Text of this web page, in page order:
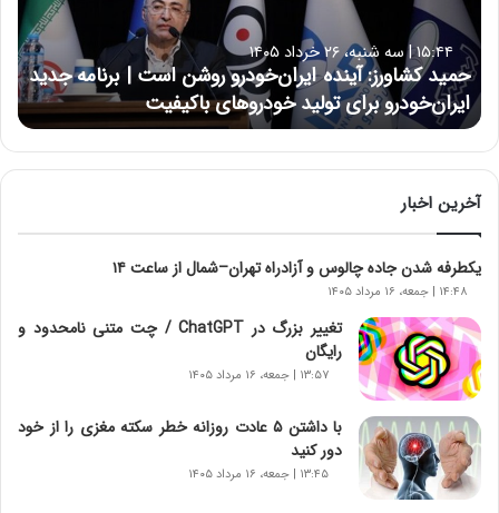
ش
ا
و
ر
ز
:
آ
ی
ن
ا
ر
ا
ن‌
خ
د
و
۱۵:۴۴ | سه شنبه، ۲۶ خرداد ۱۴۰۵
حمید کشاورز: آینده ایران‌خودرو روشن است | برنامه جدید
ایران‌خودرو برای تولید خودروهای باکیفیت
آخرین اخبار
یکطرفه شدن جاده چالوس و آزادراه تهران–شمال از ساعت ۱۴
۱۴:۴۸ | جمعه، ۱۶ مرداد ۱۴۰۵
تغییر بزرگ در ChatGPT / چت متنی نامحدود و
رایگان
۱۳:۵۷ | جمعه، ۱۶ مرداد ۱۴۰۵
با داشتن ۵ عادت روزانه خطر سکته مغزی را از خود
دور کنید
۱۳:۴۵ | جمعه، ۱۶ مرداد ۱۴۰۵